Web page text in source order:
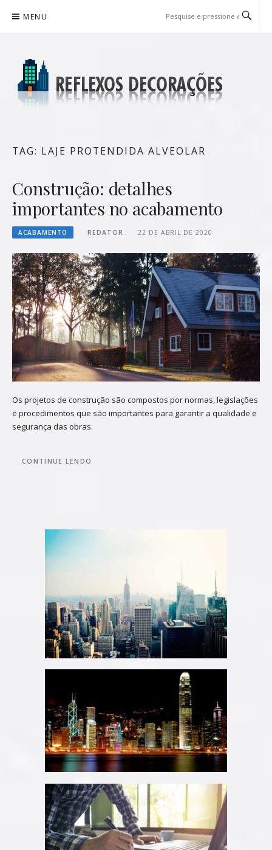
para
MENU
TAG: LAJE PROTENDIDA ALVEOLAR
Construção: detalhes
importantes no acabamento
ACABAMENTO REDATOR 22 DE ABRIL DE 2020
Os projetos de construção são compostos por normas, legislações
e procedimentos que são importantes para garantir a qualidade e
segurança das obras.
CONTINUE LENDO